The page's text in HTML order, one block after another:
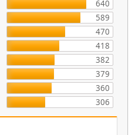
640
589
470
418
382
379
360
306